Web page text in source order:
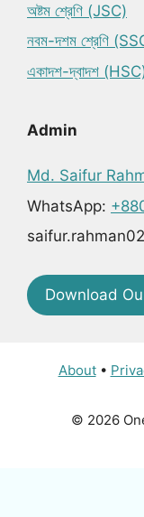
অষ্টম শ্রেণি (JSC)
নবম-দশম শ্রেণি
একাদশ-দ্বাদশ
Admin
Md. Saifur
WhatsApp:
Download
About•
© 2026